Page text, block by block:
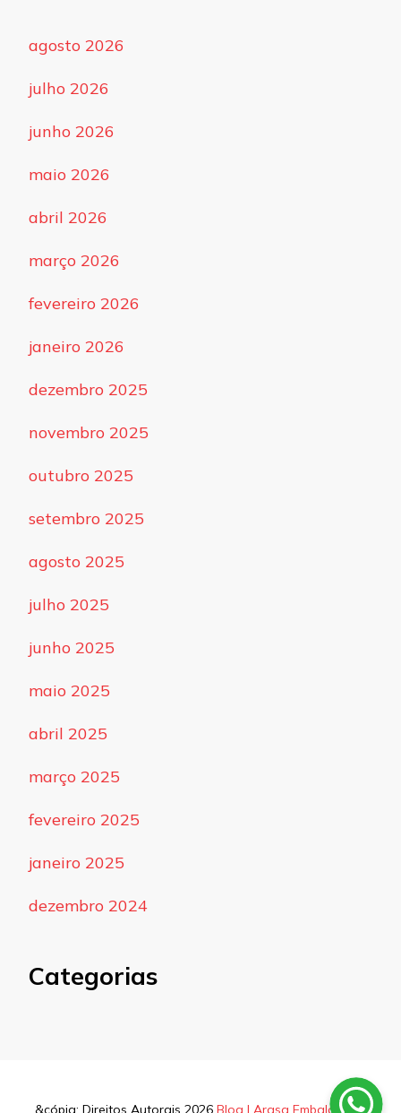
agosto 2026
julho 2026
junho 2026
maio 2026
abril 2026
março 2026
fevereiro 2026
janeiro 2026
dezembro 2025
novembro 2025
outubro 2025
setembro 2025
agosto 2025
julho 2025
junho 2025
maio 2025
abril 2025
março 2025
fevereiro 2025
janeiro 2025
dezembro 2024
Categorias
&cópia; Direitos Autorais 2026 Blog | Arasa Embalagens.